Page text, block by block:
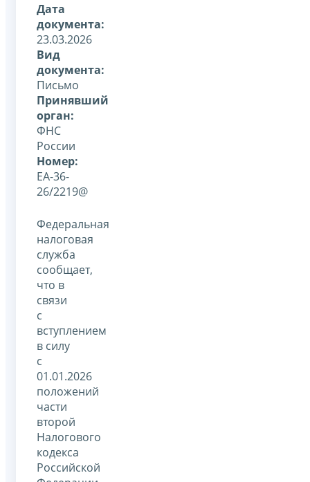
Дата
документа:
23.03.2026
Вид
документа:
Письмо
Принявший
орган:
ФНС
России
Номер:
ЕА-36-
26/2219@
Федеральная
налоговая
служба
сообщает,
что в
связи
с
вступлением
в силу
с
01.01.2026
положений
части
второй
Налогового
кодекса
Российской